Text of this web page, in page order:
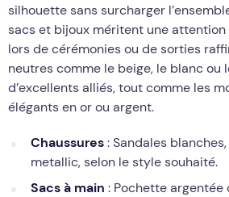
silhouette sans surcharger
sacs et bijoux méritent une
lors de cérémonies ou de sorties
neutres comme le beige, le blanc ou
d’excellents alliés, tout comme les
élégants en or ou argent.
Chaussures: Sandales
metallic, selon le style souhaité.
Sacs à main : Pochette argentée